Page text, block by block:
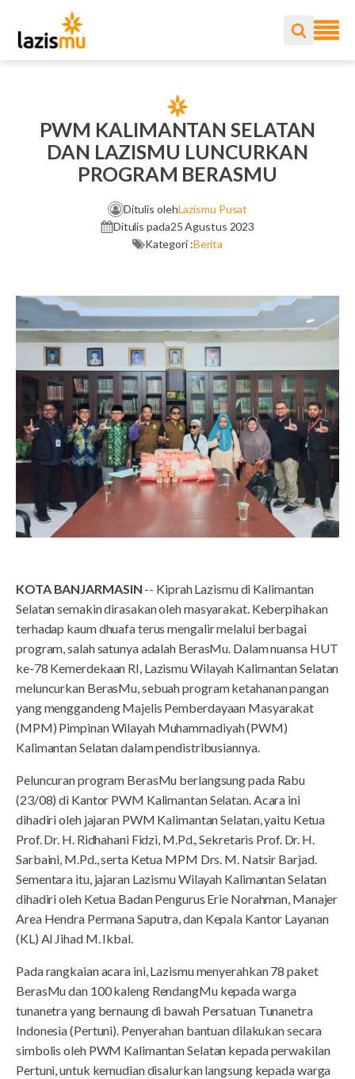
PWM KALIMANTAN SELATAN
DAN LAZISMU LUNCURKAN
PROGRAM BERASMU
Ditulis olehLazismu Pusat
Ditulis pada25 Agustus 2023
Kategori :Berita
KOTA BANJARMASIN -- Kiprah Lazismu di Kalimantan
Selatan semakin dirasakan oleh masyarakat. Keberpihakan
terhadap kaum dhuafa terus mengalir melalui berbagai
program, salah satunya adalah BerasMu. Dalam nuansa HUT
ke-78 Kemerdekaan RI, Lazismu Wilayah Kalimantan Selatan
meluncurkan BerasMu, sebuah program ketahanan pangan
yang menggandeng Majelis Pemberdayaan Masyarakat
(MPM) Pimpinan Wilayah Muhammadiyah (PWM)
Kalimantan Selatan dalam pendistribusiannya.
Peluncuran program BerasMu berlangsung pada Rabu
(23/08) di Kantor PWM Kalimantan Selatan. Acara ini
dihadiri oleh jajaran PWM Kalimantan Selatan, yaitu Ketua
Prof. Dr. H. Ridhahani Fidzi, M.Pd., Sekretaris Prof. Dr. H.
Sarbaini, M.Pd., serta Ketua MPM Drs. M. Natsir Barjad.
Sementara itu, jajaran Lazismu Wilayah Kalimantan Selatan
dihadiri oleh Ketua Badan Pengurus Erie Norahman, Manajer
Area Hendra Permana Saputra, dan Kepala Kantor Layanan
(KL) Al Jihad M. Ikbal.
Pada rangkaian acara ini, Lazismu menyerahkan 78 paket
BerasMu dan 100 kaleng RendangMu kepada warga
tunanetra yang bernaung di bawah Persatuan Tunanetra
Indonesia (Pertuni). Penyerahan bantuan dilakukan secara
simbolis oleh PWM Kalimantan Selatan kepada perwakilan
Pertuni, untuk kemudian disalurkan langsung kepada warga